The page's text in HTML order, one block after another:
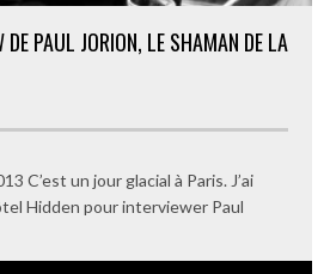
DE PAUL JORION, LE SHAMAN DE LA
C’est un jour glacial à Paris. J’ai
Hidden pour interviewer Paul